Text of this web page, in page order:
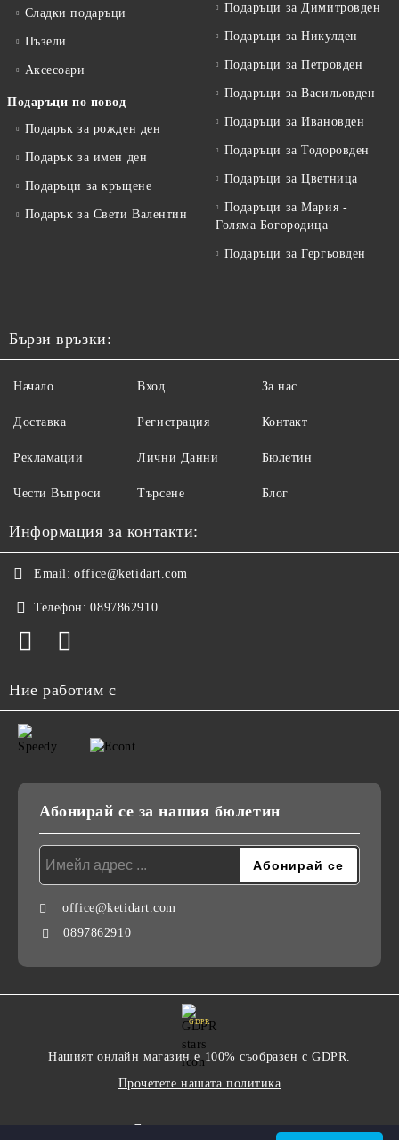
Сладки подаръци
Пъзели
Аксесоари
Подаръци по повод
Подарък за рожден ден
Подарък за имен ден
Подаръци за кръщене
Подарък за Свети Валентин
Подаръци за Димитровден
Подаръци за Никулден
Подаръци за Петровден
Подаръци за Васильовден
Подаръци за Ивановден
Подаръци за Тодоровден
Подаръци за Цветница
Подаръци за Мария -
Голяма Богородица
Подаръци за Гергьовден
Бързи връзки:
Начало
Доставка
Рекламации
Чести Въпроси
Вход
Регистрация
Лични Данни
Търсене
За нас
Контакт
Бюлетин
Блог
Информация за контакти:
Email: office@ketidart.com
Телефон: 0897862910
Ние работим с
Абонирай се за нашия бюлетин
office@ketidart.com
0897862910
GDPR
Нашият онлайн магазин е 100% съобразен с GDPR.
Прочетете нашата политика